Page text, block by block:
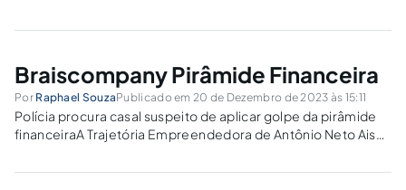
Investigação Minuciosa na Escolha de Plataformas de
Dados e Proteção de Informações PessoaisA Importância...
Braiscompany Pirâmide Financeira
Por Raphael SouzaPublicado em 20 de Dezembro de 2023 às 15:11
Polícia procura casal suspeito de aplicar golpe da pirâmide
financeiraA Trajetória Empreendedora de Antônio Neto AisO
na Braiscompany Pirâmide FinanceiraCaso Braiscompany-